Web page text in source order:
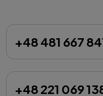
+48 481 667
+48 221 069